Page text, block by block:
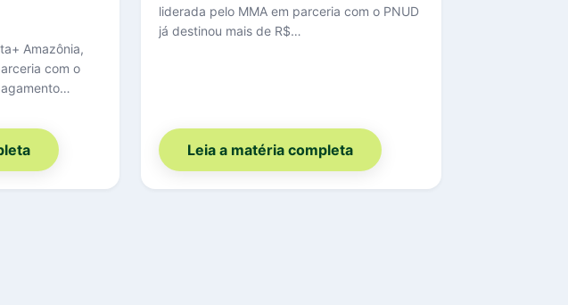
Amazônia,
com o
liderada pelo MMA em parceria com o PNUD
já destinou mais de R$…
Leia a matéria completa